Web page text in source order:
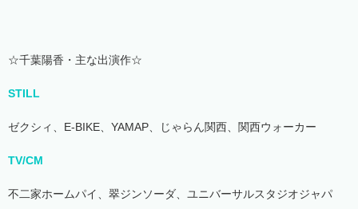
☆千葉陽香・主な出演作☆
STILL
ゼクシィ、E-BIKE、YAMAP、じゃらん関西、関西ウォーカー
TV/CM
不二家ホームパイ、翠ジンソーダ、ユニバーサルスタジオジャパ